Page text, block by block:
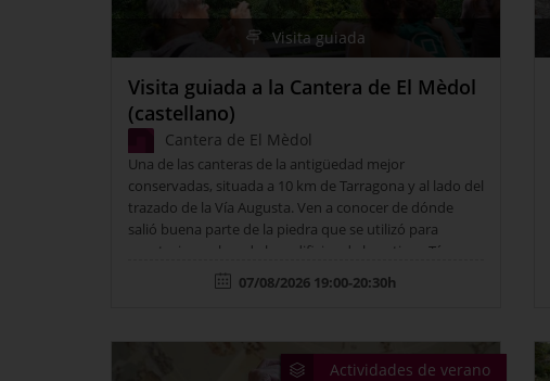
Todas...
Visita guiada
Visita guiada a la Cantera de El Mèdol
(castellano)
Cantera de El Mèdol
Una de las canteras de la antigüedad mejor
conservadas, situada a 10 km de Tarragona y al lado del
trazado de la Vía Augusta. Ven a conocer de dónde
salió buena parte de la piedra que se utilizó para
construir muchos de los edificios de la antigua Tárraco
y adéntrate en sus valores geológicos y
naturales. Punto de encuentro: Área de servicio El
07/08/2026 19:00-20:30h
Actividades de verano